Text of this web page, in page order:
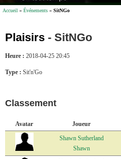
Accueil » Événements » SitNGo
Plaisirs - SitNGo
Heure : 2018-04-25 20:45
Type : Sit'n'Go
Classement
Avatar Joueur
Shawn Sutherland
Shawn